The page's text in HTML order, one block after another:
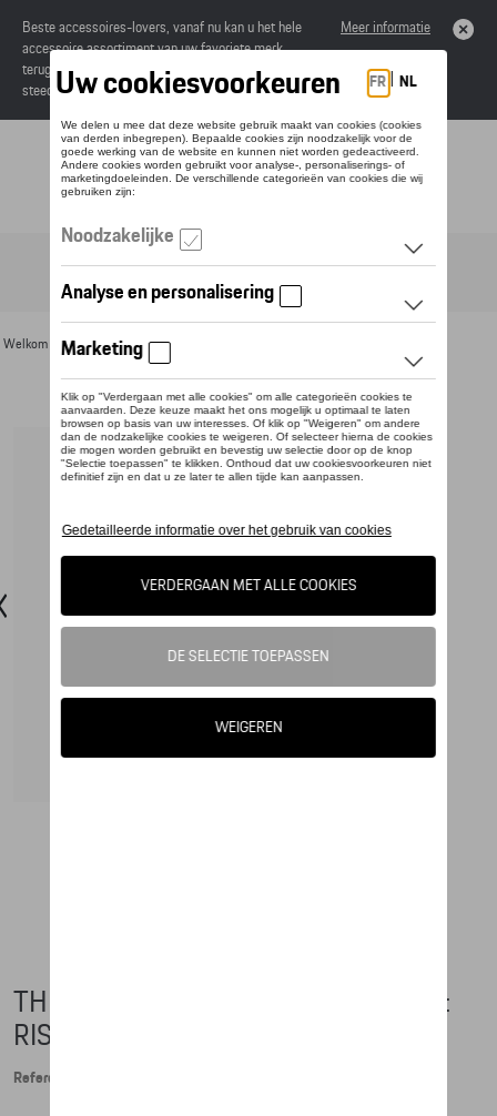
Beste accessoires-lovers, vanaf nu kan u het hele
accessoire assortiment van uw favoriete merk
terugvinden in de online catalogus. Deze kunnen
steeds besteld worden via uw dealer.
Meer informatie
Toggle navigation
Welkom >Voor u >Divers >
THERMOSBEKER – TRANSFORMERS:
RISE OF THE BEASTS X PORSCHE
Referentie: WAP0504040RTRF